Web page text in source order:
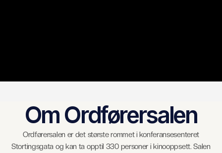
Om Ordførersalen
Ordførersalen er det største rommet i konferansesenteret
Stortingsgata og kan ta opptil 330 personer i kinooppsett. Salen